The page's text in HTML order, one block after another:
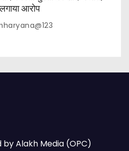
आरोप
Alakh Media (OPC)